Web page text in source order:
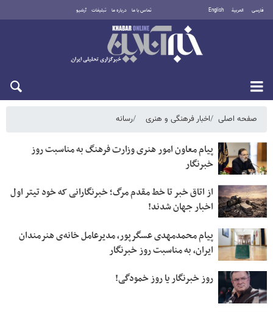
فارسی العربية English تماس با ما درباره ما تبلیغات آرشیو
شنبه ۱۷ مرداد ۱۴۰۵
صفحه اصلی اخبار فرهنگی و هنری رسانه
پیام معاون امور هنری وزارت فرهنگ به مناسبت روز
خبرنگار
از اتاق خبر تا خط مقدم مرگ؛ خبرنگارانی که خود تیتر اول
اخبار جهان شدند!
پیام محمدمهدی عسگرپور، مدیرعامل خانه‌ی هنرمندان
ایران، به مناسبت روز خبرنگار
روز خبرنگار یا روز خمودگی!